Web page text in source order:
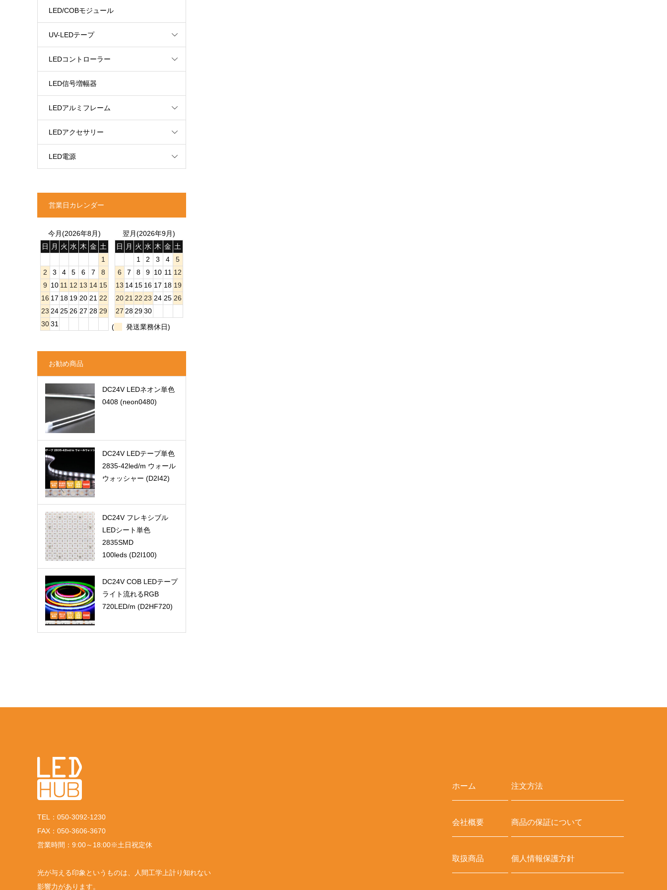
LED/COBモジュール
UV-LEDテープ
LEDコントローラー
LED信号増幅器
LEDアルミフレーム
LEDアクセサリー
LED電源
営業日カレンダー
今月(2026年8月)
日
月 火 水 木 金 土
1
2
3 4 5 6 7
8
9 10 11 12 13 14 15
16 17 18 19 20 21 22
23 24 25 26 27 28 29
30 31
翌月(2026年9月)
日
月 火 水 木 金 土
1
2 3 4
5
6
7 8 9 10 11 12
13 14 15 16 17 18 19
20 21 22 23 24 25 26
27 28 29 30
(
発送業務休日)
お勧め商品
DC24V LEDネオン単色
0408 (neon0480)
DC24V LEDテープ単色
2835-42led/m ウォール
ウォッシャー (D2I42)
DC24V フレキシブル
LEDシート単色
2835SMD
100leds (D2I100)
DC24V COB LEDテープ
ライト流れるRGB
720LED/m (D2HF720)
TEL：050-3092-1230
FAX：050-3606-3670
営業時間：9:00～18:00※土日祝定休
光が与える印象というものは、人間工学上計り知れない
影響力があります。
ホーム
会社概要
取扱商品
注文方法
商品の保証について
個人情報保護方針